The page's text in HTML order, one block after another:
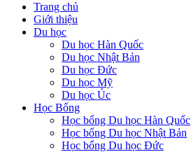
Trang chủ
Giới thiệu
Du học
Du học Hàn Quốc
Du học Nhật Bản
Du học Đức
Du học Mỹ
Du học Úc
Học Bổng
Học bổng Du học Hàn Quốc
Học bổng Du học Nhật Bản
Học bổng Du học Đức